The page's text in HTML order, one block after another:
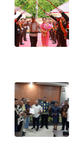
JAKARTA
WN
WN
BANTEN
WN